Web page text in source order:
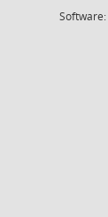
Software: